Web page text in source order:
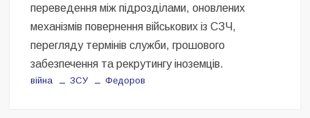
переведення між підрозділами, оновлених
механізмів повернення військових із СЗЧ,
перегляду термінів служби, грошового
забезпечення та рекрутингу іноземців.
війна ЗСУ Федоров